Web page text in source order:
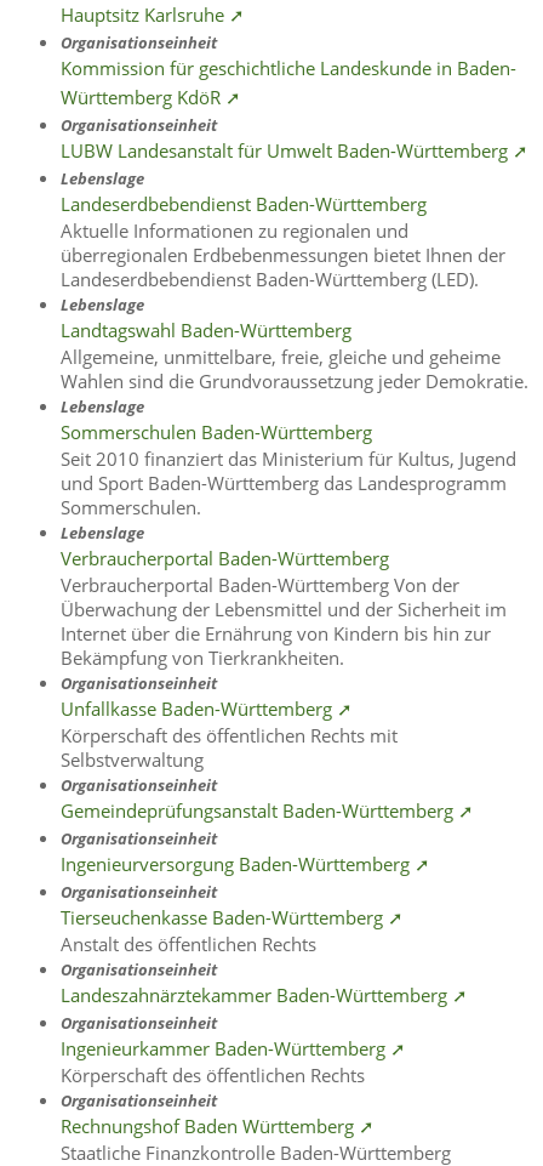
Hauptsitz Karlsruhe ➚
Organisationseinheit
Kommission für geschichtliche Landeskunde in Baden-
Württemberg KdöR ➚
Organisationseinheit
LUBW Landesanstalt für Umwelt Baden-Württemberg ➚
Lebenslage
Landeserdbebendienst Baden-Württemberg
Aktuelle Informationen zu regionalen und
überregionalen Erdbebenmessungen bietet Ihnen der
Landeserdbebendienst Baden-Württemberg (LED).
Lebenslage
Landtagswahl Baden-Württemberg
Allgemeine, unmittelbare, freie, gleiche und geheime
Wahlen sind die Grundvoraussetzung jeder Demokratie.
Lebenslage
Sommerschulen Baden-Württemberg
Seit 2010 finanziert das Ministerium für Kultus, Jugend
und Sport Baden-Württemberg das Landesprogramm
Sommerschulen.
Lebenslage
Verbraucherportal Baden-Württemberg
Verbraucherportal Baden-Württemberg Von der
Überwachung der Lebensmittel und der Sicherheit im
Internet über die Ernährung von Kindern bis hin zur
Bekämpfung von Tierkrankheiten.
Organisationseinheit
Unfallkasse Baden-Württemberg ➚
Körperschaft des öffentlichen Rechts mit
Selbstverwaltung
Organisationseinheit
Gemeindeprüfungsanstalt Baden-Württemberg ➚
Organisationseinheit
Ingenieurversorgung Baden-Württemberg ➚
Organisationseinheit
Tierseuchenkasse Baden-Württemberg ➚
Anstalt des öffentlichen Rechts
Organisationseinheit
Landeszahnärztekammer Baden-Württemberg ➚
Organisationseinheit
Ingenieurkammer Baden-Württemberg ➚
Körperschaft des öffentlichen Rechts
Organisationseinheit
Rechnungshof Baden Württemberg ➚
Staatliche Finanzkontrolle Baden-Württemberg